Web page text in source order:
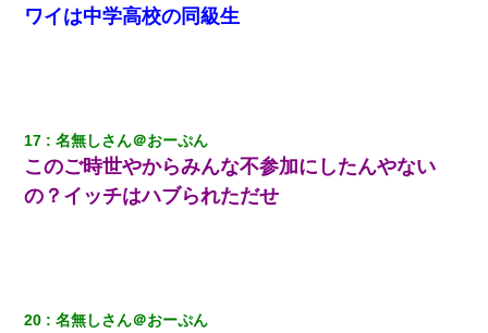
ワイは中学高校の同級生
17 名無しさん＠おーぷん
このご時世やからみんな不参加にしたんやない
の？イッチはハブられただせ
20 名無しさん＠おーぷん